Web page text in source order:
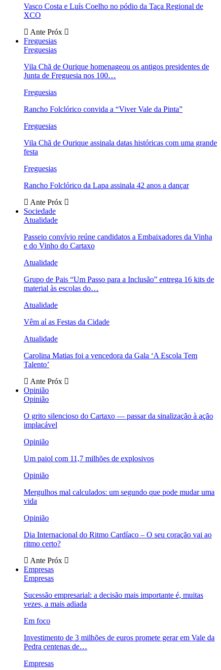
Vasco Costa e Luís Coelho no pódio da Taça Regional de
XCO
Ante Próx
Freguesias
Freguesias
Vila Chã de Ourique homenageou os antigos presidentes de
Junta de Freguesia nos 100…
Freguesias
Rancho Folclórico convida a “Viver Vale da Pinta”
Freguesias
Vila Chã de Ourique assinala datas históricas com uma grande
festa
Freguesias
Rancho Folclórico da Lapa assinala 42 anos a dançar
Ante Próx
Sociedade
Atualidade
Passeio convívio reúne candidatos a Embaixadores da Vinha
e do Vinho do Cartaxo
Atualidade
Grupo de Pais “Um Passo para a Inclusão” entrega 16 kits de
material às escolas do…
Atualidade
Vêm aí as Festas da Cidade
Atualidade
Carolina Matias foi a vencedora da Gala ‘A Escola Tem
Talento’
Ante Próx
Opinião
Opinião
O grito silencioso do Cartaxo — passar da sinalização à ação
implacável
Opinião
Um paiol com 11,7 milhões de explosivos
Opinião
Mergulhos mal calculados: um segundo que pode mudar uma
vida
Opinião
Dia Internacional do Ritmo Cardíaco – O seu coração vai ao
ritmo certo?
Ante Próx
Empresas
Empresas
Sucessão empresarial: a decisão mais importante é, muitas
vezes, a mais adiada
Em foco
Investimento de 3 milhões de euros promete gerar em Vale da
Pedra centenas de…
Empresas